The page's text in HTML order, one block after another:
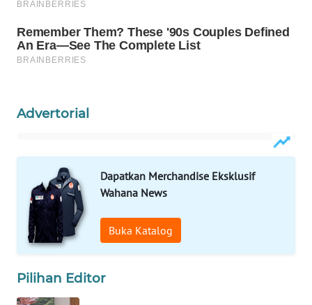
Advertorial
Dapatkan Merchandise Eksklusif
Wahana News
Buka Katalog
Pilihan Editor
WAHANA
WAHANA
WAHANA
KONSUMEN
WAHANA
LISTRIK
TRAVEL